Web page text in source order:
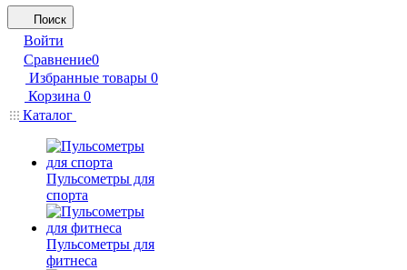
Поиск
Войти
Сравнение0
Избранные товары 0
Корзина 0
Каталог
Пульсометры для
спорта
Пульсометры для
фитнеса